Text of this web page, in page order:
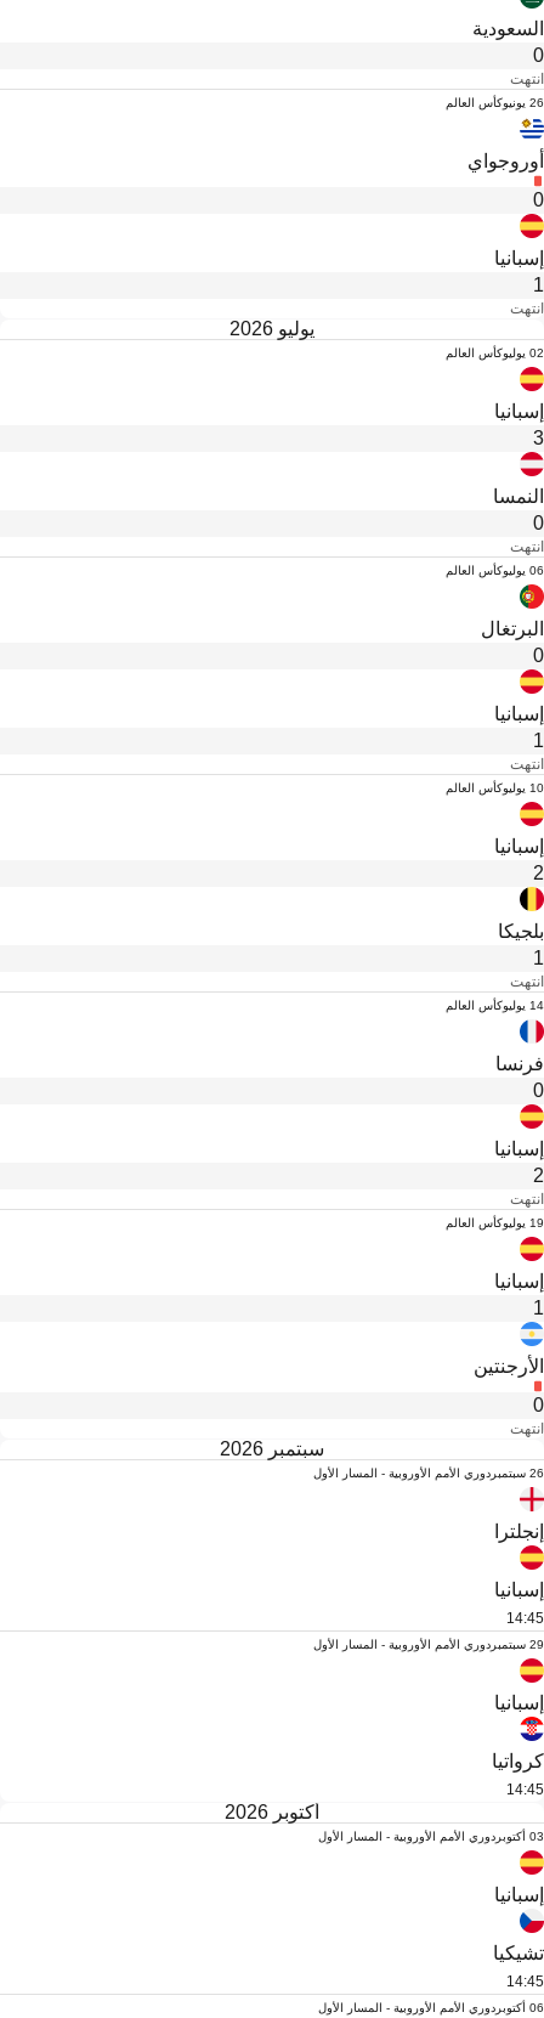
السعودية
0
انتهت
26 يونيو كأس العالم
أوروجواي
0
إسبانيا
1
انتهت
يوليو 2026
02 يوليو كأس العالم
إسبانيا
3
النمسا
0
انتهت
06 يوليو كأس العالم
البرتغال
0
إسبانيا
1
انتهت
10 يوليو كأس العالم
إسبانيا
2
بلجيكا
1
انتهت
14 يوليو كأس العالم
فرنسا
0
إسبانيا
2
انتهت
19 يوليو كأس العالم
إسبانيا
1
الأرجنتين
0
انتهت
سبتمبر 2026
26 سبتمبر دوري الأمم الأوروبية - المسار الأول
إنجلترا
إسبانيا
14:45
29 سبتمبر دوري الأمم الأوروبية - المسار الأول
إسبانيا
كرواتيا
14:45
أكتوبر 2026
03 أكتوبر دوري الأمم الأوروبية - المسار الأول
إسبانيا
تشيكيا
14:45
06 أكتوبر دوري الأمم الأوروبية - المسار الأول